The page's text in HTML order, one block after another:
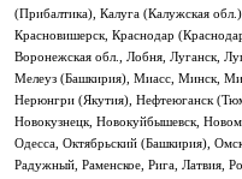
(Прибалтика), Калуга (Калужская
Красновишерск, Краснодар
Воронежская обл., Лобня, Луганск,
Мелеуз (Башкирия), Миасс, Минск,
Нерюнгри (Якутия), Нефтеюганск
Новокузнецк, Новокуйбышевск,
Одесса, Октябрьский (Башкирия),
Радужный, Раменское, Рига, Латвия,